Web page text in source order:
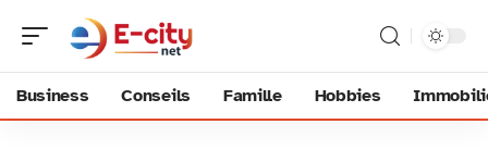
Business Conseils Famille Hobbies